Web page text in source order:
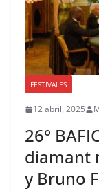
FESTIVALES
12 abril, 2025
26°
diamant
y Bruno